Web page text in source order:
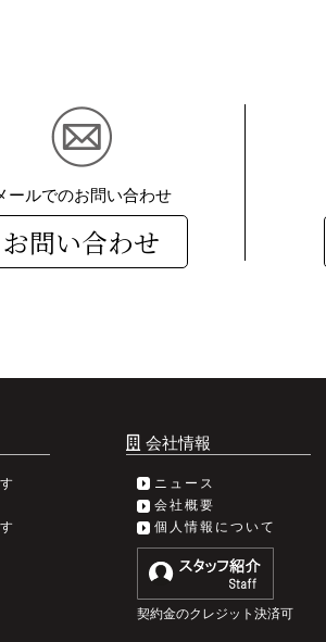
ールでのお問い合わせ
お問い合わせ
会社情報
ニュース
会社概要
個人情報について
契約金のクレジット決済可